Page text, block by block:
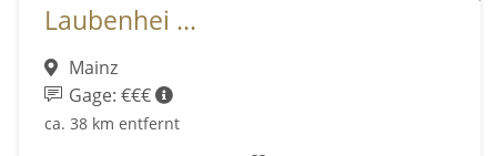
Laubenhei ...
Mainz
Gage: €€€
ca. 38 km entfernt